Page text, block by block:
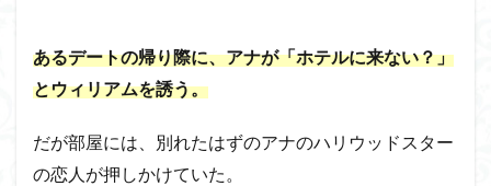
あるデートの帰り際に、アナが「ホテルに来ない？」
とウィリアムを誘う。
だが部屋には、別れたはずのアナのハリウッドスター
の恋人が押しかけていた。